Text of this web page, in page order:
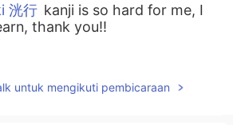
洸行 kanji is so hard for me, I
thank you!!
untuk mengikuti pembicaraan